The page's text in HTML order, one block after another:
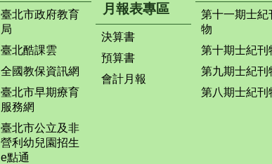
臺北市政府教育
局
臺北酷課雲
全國教保資訊網
臺北市早期療育
服務網
臺北市公立及非
營利幼兒園招生
e點通
月報表專區
決算書
預算書
會計月報
第十一期士紀
物
第十期士紀刊
第九期士紀刊
第八期士紀刊